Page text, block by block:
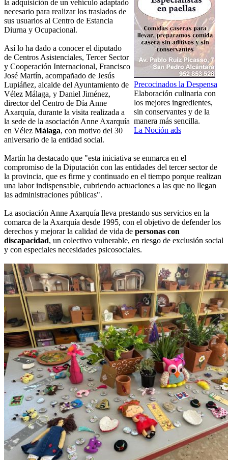
Precocinados la Despensa
Elaboración culinaria con
los mejores ingredientes,
sin conservantes y de la
manera más sencilla.
La Noción ads
la adquisición de un vehículo adaptado
necesario para realizar los traslados de
sus usuarios al Centro de Estancia
Diurna y Ocupacional.
Así lo ha dado a conocer el diputado
de Centros Asistenciales, Tercer Sector
y Cooperación Internacional, Francisco
José Martín, acompañado de Jesús
Lupiáñez, alcalde del Ayuntamiento de
Vélez Málaga, y Daniel Jiménez,
director del Centro de Día Anne
Axarquía, durante la visita realizada a
la sede de la asociación Anne Axarquía
en Vélez Málaga, con motivo del 30
aniversario de la entidad social.
Martín ha destacado que "esta iniciativa se enmarca en el
compromiso de la Diputación con las entidades del tercer sector de
la provincia, que es firme y continuado en el tiempo porque realizan
una labor indispensable, cubriendo actuaciones a las que no llegan
las administraciones públicas".
La asociación Anne Axarquía lleva prestando sus servicios en la
comarca de la Axarquía desde 1995, con el objetivo de defender los
derechos y mejorar la calidad de vida de personas con
discapacidad, un colectivo vulnerable, en riesgo de exclusión social
y con especiales necesidades psicosociales.